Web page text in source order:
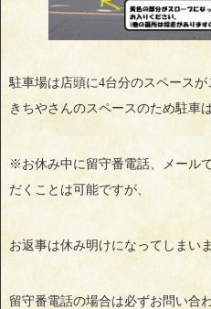
駐車場は店頭に4台分のスペース
きちやさんのスペースのため駐車
※お休み中に留守番電話、メール
だくことは可能ですが、
お返事は休み明けになってしまい
留守番電話の場合は必ずお問い合